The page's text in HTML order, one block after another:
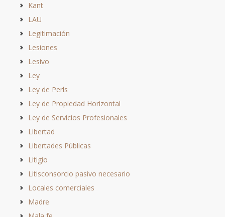
Kant
LAU
Legitimación
Lesiones
Lesivo
Ley
Ley de Perls
Ley de Propiedad Horizontal
Ley de Servicios Profesionales
Libertad
Libertades Públicas
Litigio
Litisconsorcio pasivo necesario
Locales comerciales
Madre